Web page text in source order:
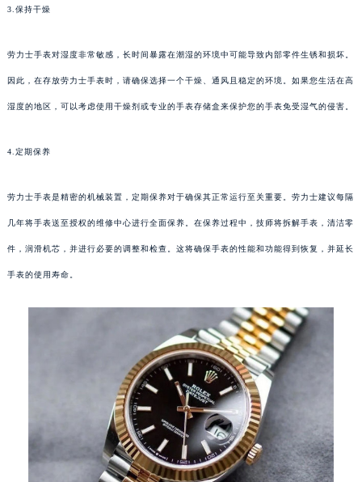
3.保持干燥
劳力士手表对湿度非常敏感，长时间暴露在潮湿的环境中可能导致内部零件生锈和损坏。
因此，在存放劳力士手表时，请确保选择一个干燥、通风且稳定的环境。如果您生活在高
湿度的地区，可以考虑使用干燥剂或专业的手表存储盒来保护您的手表免受湿气的侵害。
4.定期保养
劳力士手表是精密的机械装置，定期保养对于确保其正常运行至关重要。劳力士建议每隔
几年将手表送至授权的维修中心进行全面保养。在保养过程中，技师将拆解手表，清洁零
件，润滑机芯，并进行必要的调整和检查。这将确保手表的性能和功能得到恢复，并延长
手表的使用寿命。